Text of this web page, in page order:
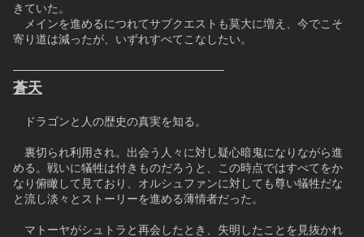
きていた。
メインを進めるにつれてサブクエストも莫大に増え、今でこそ
寄り道は減ったが、いずれすべてこなしたい。
──────────────────────────
蒼天
ドラゴンと人の歴史の真実を知る。
裏切られ利用され。出会う人々に対し疑心暗鬼になりながら進
める。戦いに犠牲は付きものだろうと、この時点ではすべてをか
なり俯瞰して見ており、オルシュファンに対しても尊い犠牲だな
と流し淡々とストーリーを進める薄情者だった。
マトーヤがシュトラと再会したとき、失明したことを見抜かれ